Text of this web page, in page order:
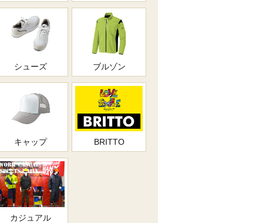
シューズ ブルゾン
キャップ BRITTO
カジュアル